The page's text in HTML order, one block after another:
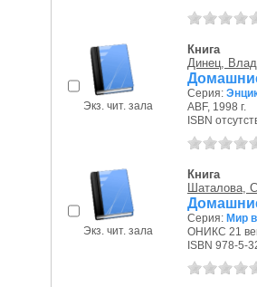
Экз. чит. зала
Книга
Динец,
Серия:
ABF, 1998 г.
ISBN
Экз. чит. зала
Книга
Шаталова,
Серия: Мир
ОНИКС 21
ISBN 978-5-